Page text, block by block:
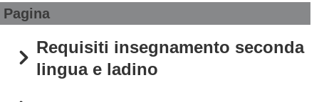
Pagina
Requisiti insegnamento seconda
lingua e ladino